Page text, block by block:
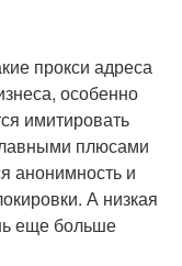
прокси адреса
особенно
имитировать
плюсами
анонимность и
А низкая
еще больше